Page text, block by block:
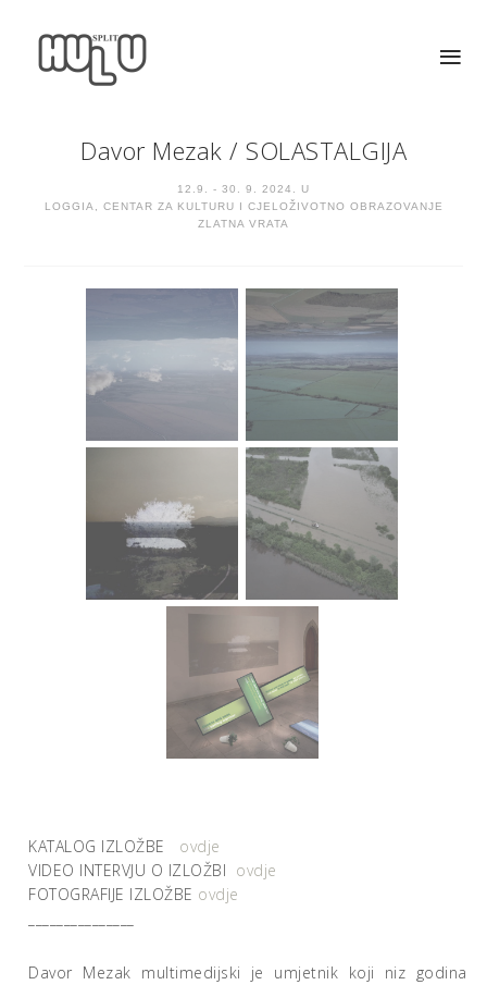
Davor Mezak / SOLASTALGIJA
12.9. - 30. 9. 2024. U
LOGGIA, CENTAR ZA KULTURU I CJELOŽIVOTNO OBRAZOVANJE
ZLATNA VRATA
KATALOG IZLOŽBE ovdje
VIDEO INTERVJU O IZLOŽBI ovdje
FOTOGRAFIJE IZLOŽBE ovdje
Davor Mezak multimedijski je umjetnik koji niz godina